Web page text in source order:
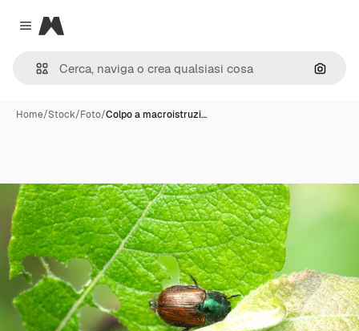
Close menu
Magnific
Cerca
Home/Stock/Foto/Colpo a macroistruzi…